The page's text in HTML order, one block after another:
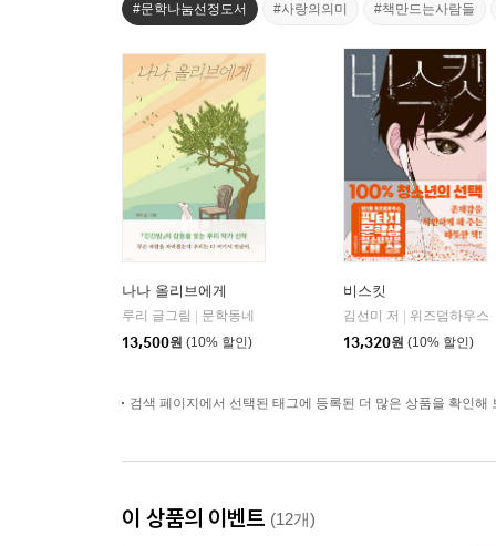
#문학나눔선정도서 #사랑의의미 #책만드는사람들
나나 올리브에게
루리 글그림
문학동네
13,500원 (10% 할인)
비스킷
김선미 저
위즈덤하우스
13,320원 (10% 할인)
검색 페이지에서 선택된 태그에 등록된 더 많은 상품을 확인해
이 상품의 이벤트 (12개)